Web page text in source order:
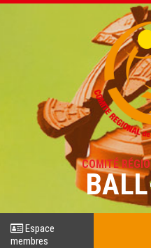
COMITÉ
Espace
membres